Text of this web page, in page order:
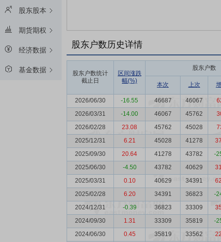
股东股本
期货期权
经济数据
基金数据
股东户数历史详情
股东户数统计
截止日
区间涨跌
幅(%)
股东户数
本次 上次
2026/06/30 -16.55 46687 46067
2026/03/31
-14.00 46067 45762
2026/02/28
23.08 45762 45028
2025/12/31
6.21 45028 41278
2025/09/30
20.64 41278 43782
-
2025/06/30
-4.50 43782 40629
2025/03/31
0.10 40629 34391
2025/02/28
6.20 34391 36823
-
2024/12/31
-0.39 36823 33309
2024/09/30
1.31 33309 35819
-
2024/06/30
0.45 35819 33562